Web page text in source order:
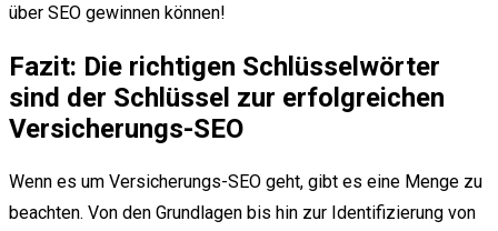
über SEO gewinnen können!
Fazit: Die richtigen Schlüsselwörter
sind der Schlüssel zur erfolgreichen
Versicherungs-SEO
Wenn es um Versicherungs-SEO geht, gibt es eine Menge zu
beachten. Von den Grundlagen bis hin zur Identifizierung von